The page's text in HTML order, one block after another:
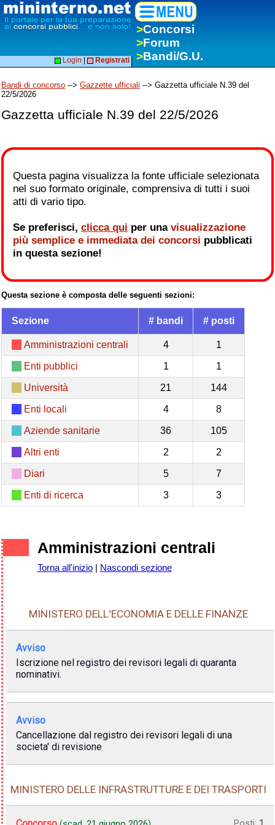
>Concorsi
>Forum
>Bandi/G.U.
Login Registrati
Bandi di concorso --> Gazzette ufficiali --> Gazzetta ufficiale N.39 del
22/5/2026
Gazzetta ufficiale N.39 del 22/5/2026
Questa pagina visualizza la fonte ufficiale selezionata
nel suo formato originale, comprensiva di tutti i suoi
atti di vario tipo.
Se preferisci, clicca qui per una visualizzazione
più semplice e immediata dei concorsi pubblicati
in questa sezione!
Questa sezione è composta delle seguenti sezioni:
Sezione # bandi # posti
Amministrazioni centrali 4 1
Enti pubblici 1 1
Università 21 144
Enti locali 4 8
Aziende sanitarie 36 105
Altri enti 2 2
Diari 5 7
Enti di ricerca 3 3
Amministrazioni centrali
Torna all'inizio| Nascondi sezione
MINISTERO DELL'ECONOMIA E DELLE FINANZE
Avviso
Iscrizione nel registro dei revisori legali di quaranta
nominativi.
Avviso
Cancellazione dal registro dei revisori legali di una
societa' di revisione
MINISTERO DELLE INFRASTRUTTURE E DEI TRASPORTI